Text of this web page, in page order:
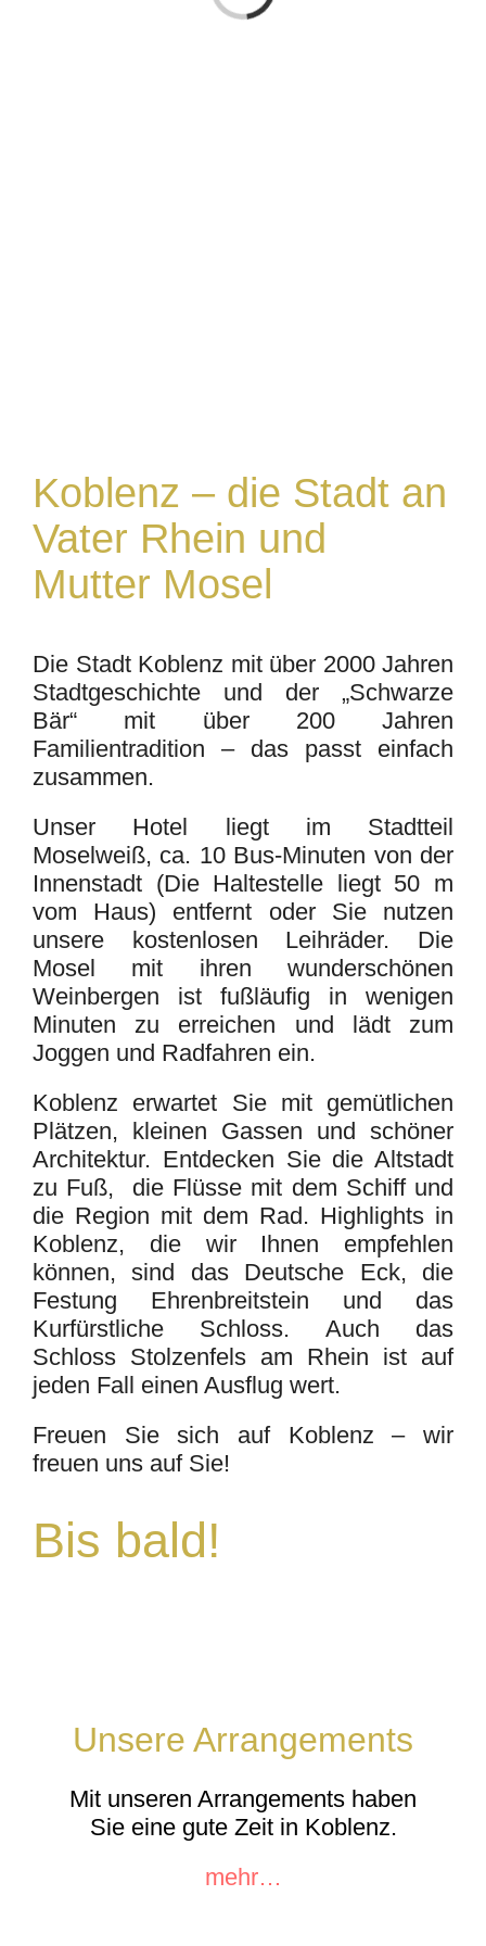
Koblenz – die Stadt an
Vater Rhein und
Mutter Mosel
Die Stadt Koblenz mit über 2000 Jahren
Stadtgeschichte und der „Schwarze
Bär“ mit über 200 Jahren
Familientradition – das passt einfach
zusammen.
Unser Hotel liegt im Stadtteil
Moselweiß, ca. 10 Bus-Minuten von der
Innenstadt (Die Haltestelle liegt 50 m
vom Haus) entfernt oder Sie nutzen
unsere kostenlosen Leihräder. Die
Mosel mit ihren wunderschönen
Weinbergen ist fußläufig in wenigen
Minuten zu erreichen und lädt zum
Joggen und Radfahren ein.
Koblenz erwartet Sie mit gemütlichen
Plätzen, kleinen Gassen und schöner
Architektur. Entdecken Sie die Altstadt
zu Fuß, die Flüsse mit dem Schiff und
die Region mit dem Rad. Highlights in
Koblenz, die wir Ihnen empfehlen
können, sind das Deutsche Eck, die
Festung Ehrenbreitstein und das
Kurfürstliche Schloss. Auch das
Schloss Stolzenfels am Rhein ist auf
jeden Fall einen Ausflug wert.
Freuen Sie sich auf Koblenz – wir
freuen uns auf Sie!
Bis bald!
Unsere Arrangements
Mit unseren Arrangements haben
Sie eine gute Zeit in Koblenz.
mehr…